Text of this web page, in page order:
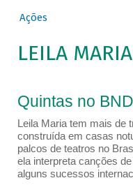
Ações
LEILA
Quintas no
Leila Maria tem mais de
construída em casas
palcos de teatros no
ela interpreta canções
alguns sucessos